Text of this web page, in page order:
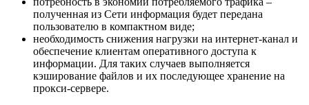
полученная из Сети информация будет передана
пользователю в компактном виде;
необходимость снижения нагрузки на интернет-канал и
обеспечение клиентам оперативного доступа к
информации. Для таких случаев выполняется
кэширование файлов и их последующее хранение на
прокси-сервере.